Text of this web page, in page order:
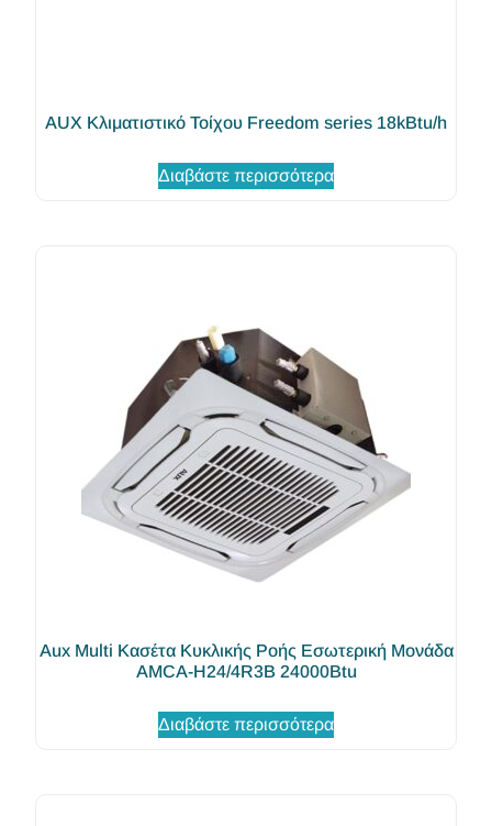
AUX Κλιματιστικό Τοίχου Freedom series 18kBtu/h
Διαβάστε περισσότερα
Aux Multi Κασέτα Κυκλικής Ροής Εσωτερική Μονάδα
AMCA-H24/4R3B 24000Btu
Διαβάστε περισσότερα